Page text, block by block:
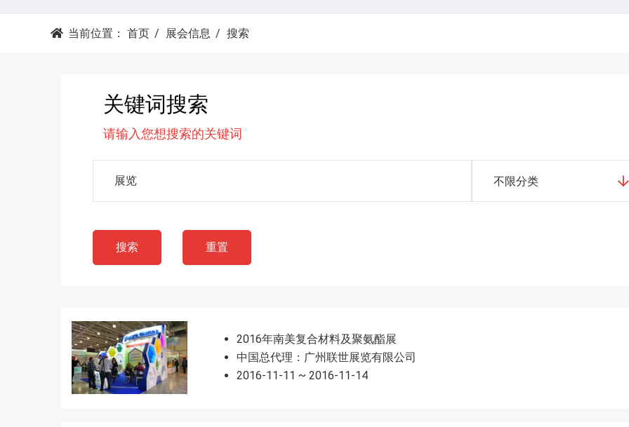
当前位置： 首页 展会信息 搜索
关键词搜索
请输入您想搜索的关键词
不限分类
搜索 重置
2016年南美复合材料及聚氨酯展
中国总代理：广州联世展览有限公司
2016-11-11 ~ 2016-11-14